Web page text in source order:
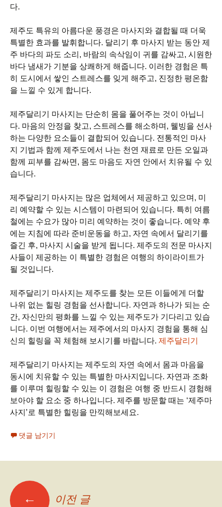
다.
제주도 특유의 아름다운 풍경은 마사지와 결합될 때 더욱
특별한 효과를 발휘합니다. 달리기 후 마사지 받는 동안 제
주 바다의 파도 소리, 바람의 속삭임이 귀를 감싸고, 시원한
바다 냄새가 기분을 상쾌하게 해줍니다. 이러한 경험은 특
히 도시에서 쌓인 스트레스를 잊게 해주고, 진정한 평온함
을 느낄 수 있게 합니다.
제주달리기 마사지는 단순히 몸을 풀어주는 것이 아닙니
다. 마음의 안정을 찾고, 스트레스를 해소하며, 웰빙을 선사
하는 다양한 요소들이 결합되어 있습니다. 전통적인 마사
지 기법과 함께 제주도에서 나는 천연 재료로 만든 오일과
함께 피부를 감싸면, 몸도 마음도 자연 안에서 치유될 수 있
습니다.
제주달리기 마사지는 많은 업체에서 제공하고 있으며, 미
리 예약할 수 있는 시스템이 마련되어 있습니다. 특히 여름
철에는 수요가 많아 미리 예약하는 것이 좋습니다. 예약 후
에는 지침에 따라 준비운동을 하고, 자연 속에서 달리기를
즐긴 후, 마사지 시술을 받게 됩니다. 제주도의 전문 마사지
사들이 제공하는 이 특별한 경험은 여행의 하이라이트가
될 것입니다.
제주달리기 마사지는 제주도를 찾는 모든 이들에게 더할
나위 없는 힐링 경험을 선사합니다. 자연과 하나가 되는 순
간, 자신만의 평화를 느낄 수 있는 제주도가 기다리고 있습
니다. 이번 여행에서는 제주에서의 마사지 경험을 통해 심
신의 힐링을 꼭 체험해 보시기를 바랍니다. 제주달리기
제주달리기 마사지는 제주도의 자연 속에서 몸과 마음을
동시에 치유할 수 있는 특별한 마사지입니다. 자연과 조화
를 이루며 힐링할 수 있는 이 경험은 여행 중 반드시 경험해
보아야 할 요소 중 하나입니다. 제주를 방문할 때는 ‘제주마
사지’로 특별한 힐링을 만끽해보세요.
댓글 남기기
글 ← 이전 글